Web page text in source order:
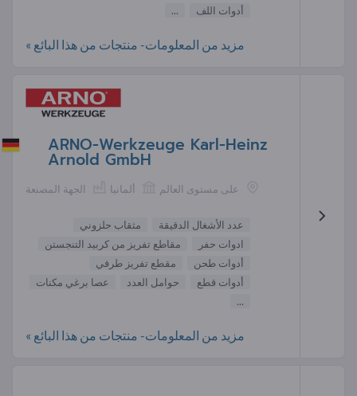
أدوات اللف
...
مزيد من المعلومات- منتجات من هذا البائع »
ARNO-Werkzeuge Karl-Heinz
Arnold GmbH
الجهة المصنعة ألمانيا على مستوى العالم
عدد الأشغال الدقيقة
مثقاب حلزوني
ادوات حفر
مقاطع تفريز من كربيد التنجستن
أدوات طحن
مقطع تفريز طرفي
أدوات قطع
حوامل العدد
عصا برغي مكنات
...
مزيد من المعلومات- منتجات من هذا البائع »